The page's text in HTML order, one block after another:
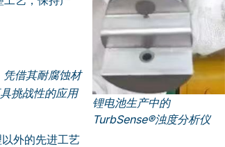
锂电池生产中的
TurbSense®浊度分析仪
借其耐腐蚀材
挑战性的应用
外的先进工艺